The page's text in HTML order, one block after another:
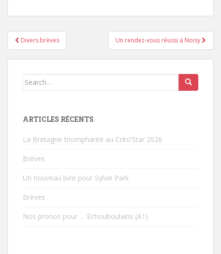
Pagination d'article
Divers brèves Un rendez-vous réussi à Noisy
Search for:
ARTICLES RÉCENTS
La Bretagne triomphante au Crito’Star 2026
Brèves
Un nouveau livre pour Sylvie Park
Brèves
Nos pronos pour … Echouboulains (A1)